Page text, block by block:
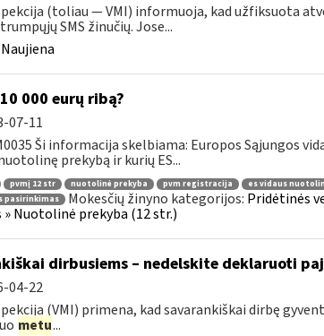
(toliau — VMI) informuoja, kad užfiksuota
SMS žinučių. Jose...
Naujiena
000 eurų ribą?
07-11
Ši informacija skelbiama: Europos Sąjungos
prekybą ir kurių ES...
pvmį 12 str nuotolinė prekyba pvm registracija es vidaus
pasirinkimas Mokesčių žinyno kategorijos: Pridėtinės
Nuotolinė prekyba (12 str.)
dirbusiems – nedelskite deklaruoti
04-22
(VMI) primena, kad savarankiškai dirbę
metu...